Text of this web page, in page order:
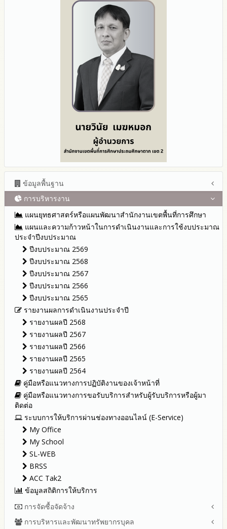
ข้อมูลพื้นฐาน
โครงสร้าง หน้าที่และอำนาจ
ข้อมูลผู้บริหาร
ข้อมูลการติดต่อและ ช่องทางการสอบถาม
ระเบียบ / กฎหมายที่เกี่ยวข้อง
นโยบายคุ้มครองข้อมูลส่วนบุคคล
ข่าวประชาสัมพันธ์
ข่าวสารพัฒนาสำนักงานเกี่ยวข้องกับแนวทางส่งเสริมความ
โปร่งใส
การบริหารงาน
แผนยุทธศาสตร์หรือแผนพัฒนาสำนักงานเขตพื้นที่การศึกษา
แผนและความก้าวหน้าในการดำเนินงานและการใช้งบประมาณ
ประจำปีงบประมาณ
ปีงบประมาณ 2569
ปีงบประมาณ 2568
ปีงบประมาณ 2567
ปีงบประมาณ 2566
ปีงบประมาณ 2565
รายงานผลการดำเนินงานประจำปี
รายงานผลปี 2568
รายงานผลปี 2567
รายงานผลปี 2566
รายงานผลปี 2565
รายงานผลปี 2564
คู่มือหรือแนวทางการปฏิบัติงานของเจ้าหน้าที่
คู่มือหรือแนวทางการขอรับบริการสำหรับผู้รับบริการหรือผู้มา
ติดต่อ
ระบบการให้บริการผ่านช่องทางออนไลน์ (E-Service)
My Office
My School
SL-WEB
BRSS
ACC Tak2
ข้อมูลสถิติการให้บริการ
การจัดซื้อจัดจ้าง
สรุปผลการจัดซื้อจัดจ้างหรือการจัดหาพัสดุรายเดือน ประจำ
การบริหารและพัฒนาทรัพยากรบุคล